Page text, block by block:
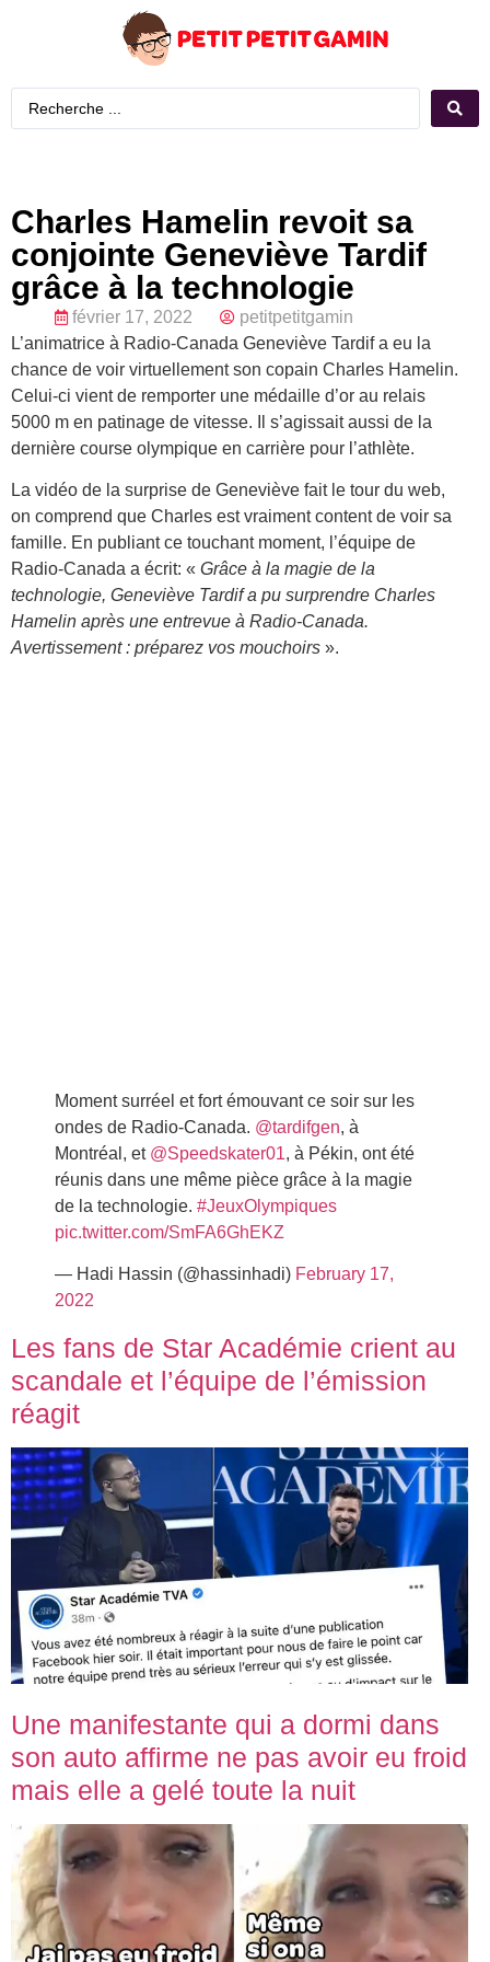
Charles Hamelin revoit sa
conjointe Geneviève Tardif
grâce à la technologie
février 17, 2022
petitpetitgamin
L’animatrice à Radio-Canada Geneviève Tardif a eu la
chance de voir virtuellement son copain Charles Hamelin.
Celui-ci vient de remporter une médaille d’or au relais
5000 m en patinage de vitesse. Il s’agissait aussi de la
dernière course olympique en carrière pour l’athlète.
La vidéo de la surprise de Geneviève fait le tour du web,
on comprend que Charles est vraiment content de voir sa
famille. En publiant ce touchant moment, l’équipe de
Radio-Canada a écrit: « Grâce à la magie de la
technologie, Geneviève Tardif a pu surprendre Charles
Hamelin après une entrevue à Radio-Canada.
Avertissement : préparez vos mouchoirs ».
Moment surréel et fort émouvant ce soir sur les
ondes de Radio-Canada. @tardifgen, à
Montréal, et @Speedskater01, à Pékin, ont été
réunis dans une même pièce grâce à la magie
de la technologie. #JeuxOlympiques
pic.twitter.com/SmFA6GhEKZ
— Hadi Hassin (@hassinhadi) February 17,
2022
Les fans de Star Académie crient au
scandale et l’équipe de l’émission
réagit
Une manifestante qui a dormi dans
son auto affirme ne pas avoir eu froid
mais elle a gelé toute la nuit